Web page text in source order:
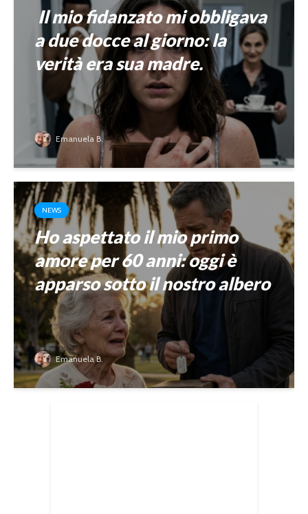
Il mio fidanzato mi obbligava
a due docce al giorno: la
verità era sua madre.
Emanuela B.
NEWS
Ho aspettato il mio primo
amore per 60 anni: oggi è
apparso sotto il nostro albero
Emanuela B.